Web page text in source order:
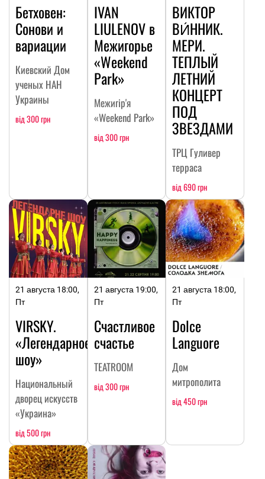
Бетховен:
Сонови и
вариации
Киевский Дом
ученых НАН
Украины
від 300 грн
IVAN
LIULENOV в
Межигорье
«Weekend
Park»
Межигір'я
«Weekend Park»
від 300 грн
ВИКТОР
ВИ́ННИК.
МЕРИ.
ТЕПЛЫЙ
ЛЕТНИЙ
КОНЦЕРТ
ПОД
ЗВЕЗДАМИ
ТРЦ Гуливер
терраса
від 690 грн
21 августа 18:00,
Пт
VIRSKY.
«Легендарное
шоу»
Национальный
дворец искусств
«Украина»
від 500 грн
21 августа 19:00,
Пт
Счастливое
счастье
TEATROOM
від 300 грн
21 августа 18:00,
Пт
Dolce
Languore
Дом
митрополита
від 450 грн